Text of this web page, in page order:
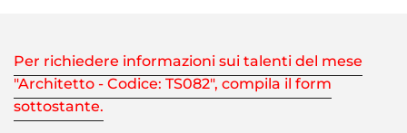
Per richiedere informazioni sui talenti del mese
"Architetto - Codice: TS082", compila il form
sottostante.